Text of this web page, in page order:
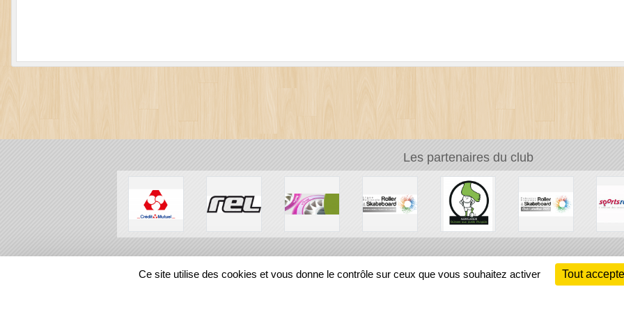
Les partenaires du club
REGIONS
Ce site utilise des cookies et vous donne le contrôle sur ceux que vous souhaitez activer Tout